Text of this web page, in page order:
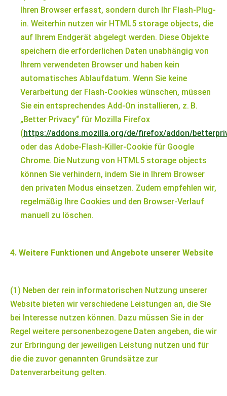
Ihren Browser erfasst, sondern durch Ihr Flash-Plug-
in. Weiterhin nutzen wir HTML5 storage objects, die
auf Ihrem Endgerät abgelegt werden. Diese Objekte
speichern die erforderlichen Daten unabhängig von
Ihrem verwendeten Browser und haben kein
automatisches Ablaufdatum. Wenn Sie keine
Verarbeitung der Flash-Cookies wünschen, müssen
Sie ein entsprechendes Add-On installieren, z. B.
„Better Privacy“ für Mozilla Firefox
(https://addons.mozilla.org/de/firefox/addon/
oder das Adobe-Flash-Killer-Cookie für Google
Chrome. Die Nutzung von HTML5 storage objects
können Sie verhindern, indem Sie in Ihrem Browser
den privaten Modus einsetzen. Zudem empfehlen wir,
regelmäßig Ihre Cookies und den Browser-Verlauf
manuell zu löschen.
4. Weitere Funktionen und Angebote unserer Website
(1) Neben der rein informatorischen Nutzung unserer
Website bieten wir verschiedene Leistungen an, die Sie
bei Interesse nutzen können. Dazu müssen Sie in der
Regel weitere personenbezogene Daten angeben, die wir
zur Erbringung der jeweiligen Leistung nutzen und für
die die zuvor genannten Grundsätze zur
Datenverarbeitung gelten.